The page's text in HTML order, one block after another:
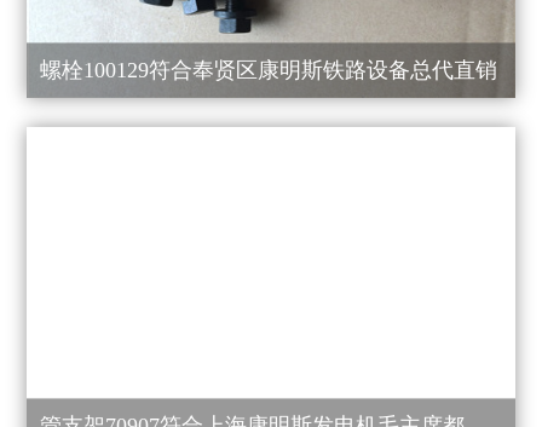
螺栓100129符合奉贤区康明斯铁路设备总代直销